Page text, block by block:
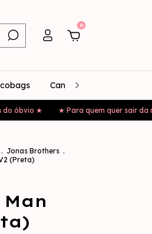
0
Canecas
★ Para quem quer sair da mesmice ★
. Jonas Brothers .
(Preta)